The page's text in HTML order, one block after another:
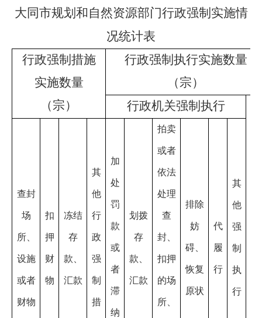
大同市规划和自然资源部门行政强制实施情
况统计表
行政强制措施
实施数量
（宗）
行政强制执行实施数量
（宗）
行政机关强制执行
查封
场
所、
设施
或者
财物
扣
押
财
物
冻结
存
款、
汇款
其
他
行
政
强
制
措
加
处
罚
款
或
者
滞
纳
划拨
存
款、
汇款
拍卖
或者
依法
处理
查
封、
扣押
的场
所、
排除
妨
碍、
恢复
原状
代
履
行
其
他
强
制
执
行